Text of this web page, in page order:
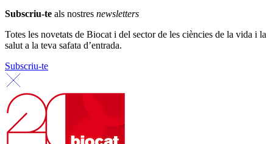
Subscriu-te als nostres newsletters
Totes les novetats de Biocat i del sector de les ciències de la vida i la
salut a la teva safata d’entrada.
Subscriu-te